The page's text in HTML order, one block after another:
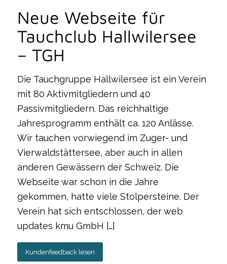
Neue Webseite für
Tauchclub Hallwilersee
– TGH
Die Tauchgruppe Hallwilersee ist ein Verein
mit 80 Aktivmitgliedern und 40
Passivmitgliedern. Das reichhaltige
Jahresprogramm enthält ca. 120 Anlässe.
Wir tauchen vorwiegend im Zuger- und
Vierwaldstättersee, aber auch in allen
anderen Gewässern der Schweiz. Die
Webseite war schon in die Jahre
gekommen, hatte viele Stolpersteine. Der
Verein hat sich entschlossen, der web
updates kmu GmbH […]
Kundenfeedback lesen